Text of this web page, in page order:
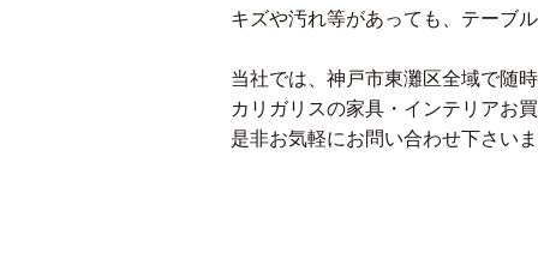
キズや汚れ等があっても、テーブ
当社では、神戸市東灘区全域で随
カリガリスの家具・インテリアお
是非お気軽にお問い合わせ下さい